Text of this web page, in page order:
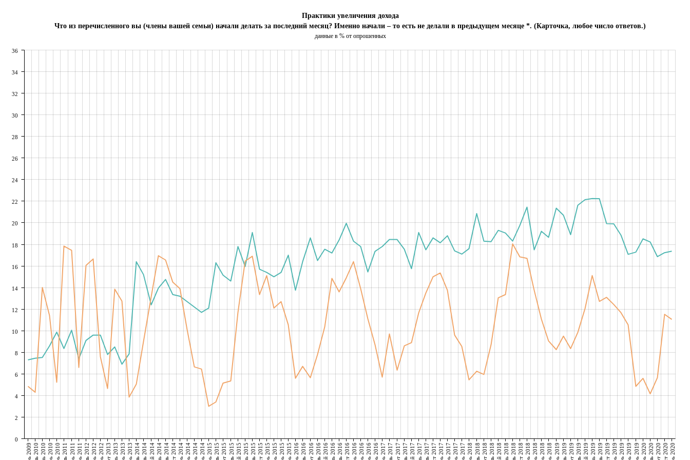
Практики увеличения дохода
Что из перечисленного вы (члены вашей семьи) начали делать за последний месяц? Именно начали – то есть не делали в предыдущем месяце *. (Карточка, любое число ответов.)
данные в % от опрошенных
май 2014 май 2015 май 2016 май 2017 май 2018 май 2019
0
2
4
6
8
10
12
14
16
18
20
22
24
26
28
30
32
34
36